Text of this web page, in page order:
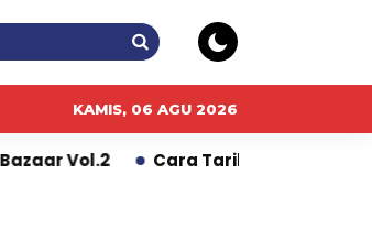
KAMIS, 06 AGU 2026
Cara Tarik Tunai Tanpa Kartu di ATM